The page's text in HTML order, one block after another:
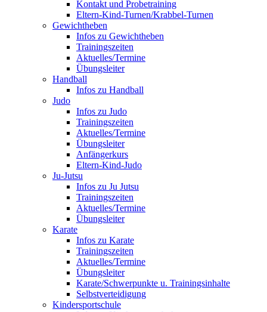
Kontakt und Probetraining
Eltern-Kind-Turnen/Krabbel-Turnen
Gewichtheben
Infos zu Gewichtheben
Trainingszeiten
Aktuelles/Termine
Übungsleiter
Handball
Infos zu Handball
Judo
Infos zu Judo
Trainingszeiten
Aktuelles/Termine
Übungsleiter
Anfängerkurs
Eltern-Kind-Judo
Ju-Jutsu
Infos zu Ju Jutsu
Trainingszeiten
Aktuelles/Termine
Übungsleiter
Karate
Infos zu Karate
Trainingszeiten
Aktuelles/Termine
Übungsleiter
Karate/Schwerpunkte u. Trainingsinhalte
Selbstverteidigung
Kindersportschule